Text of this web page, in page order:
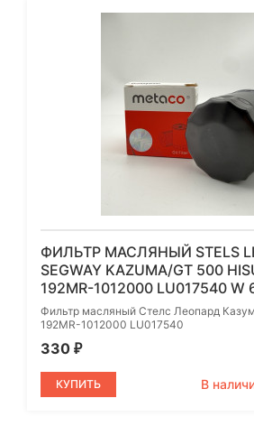
ФИЛЬТР МАСЛЯНЫЙ STELS
SEGWAY KAZUMA/GT 500
192MR-1012000 LU017540 W
Фильтр масляный Стелс Леопард
192MR-1012000 LU017540
330 ₽
КУПИТЬ В